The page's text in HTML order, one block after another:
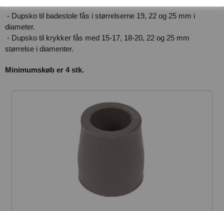
- Dupsko til badestole fås i størrelserne 19, 22 og 25 mm i
diameter.
- Dupsko til krykker fås med 15-17, 18-20, 22 og 25 mm
størrelse i diamenter.
Minimumskøb er 4 stk.